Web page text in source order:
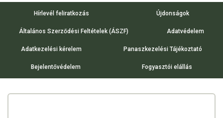
Hírlevél feliratkozás Újdonságok
Általános Szerződési Feltételek (ÁSZF) Adatvédelem
Adatkezelési kérelem Panaszkezelési Tájékoztató
Bejelentővédelem Fogyasztói elállás